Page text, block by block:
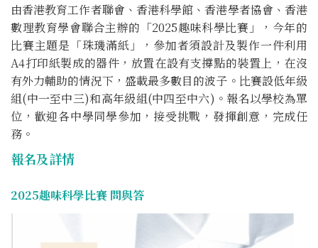
由香港教育工作者聯會、香港科學館、香港學者協會、香港
數理教育學會聯合主辦的「2025趣味科學比賽」，今年的
比賽主題是「珠璣滿紙」，參加者須設計及製作一件利用
A4打印紙製成的器件，放置在設有支撐點的裝置上，在沒
有外力輔助的情況下，盛載最多數目的波子。比賽設低年級
組(中一至中三)和高年級組(中四至中六)。報名以學校為單
位，歡迎各中學同學參加，接受挑戰，發揮創意，完成任
務。
報名及詳情
2025趣味科學比賽 問與答